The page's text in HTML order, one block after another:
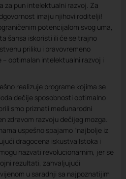
za pun intelektualni razvoj. Za
imaju njihovi roditelji!
potencijalom svog uma,
šansa iskoristi ili će se trajno
priliku i pravovremeno
optimalan intelektualni razvoj i
realizuje programe kojima se
dečije sposobnosti optimalno
smo priznati međunarodni
zdravom razvoju dečijeg mozga.
uspešno spajamo “najbolje iz
dragocena iskustva Istoka i
nazvati revolucionarnim, jer se
rezultati, zahvaljujući
u saradnji sa najpoznatijim